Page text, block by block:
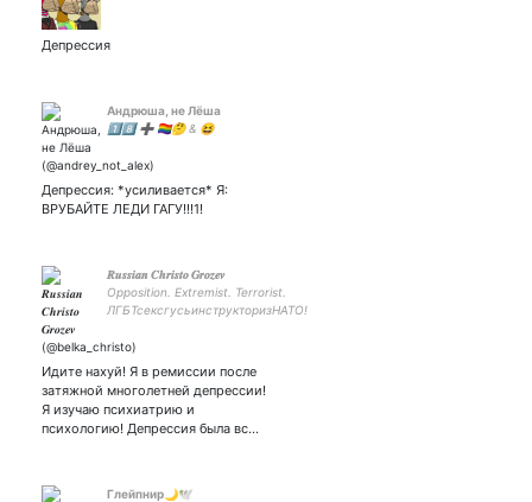
Депрессия
Андрюша, не Лёша
1⃣8⃣ ➕ 🏳️‍🌈🤔 & 😆
Депрессия: *усиливается* Я:
ВРУБАЙТЕ ЛЕДИ ГАГУ!!!1!
𝑹𝒖𝒔𝒔𝒊𝒂𝒏 𝑪𝒉𝒓𝒊𝒔𝒕𝒐 𝑮𝒓𝒐𝒛𝒆𝒗
Opposition. Extremist. Terrorist.
ЛГБТсексгусьинструкторизНАТО!
#freeNavalny #freeYashin
Идите нахуй! Я в ремиссии после
затяжной многолетней депрессии!
Я изучаю психиатрию и
психологию! Депрессия была вс…
Глейпнир🌙🕊️